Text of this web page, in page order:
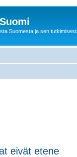
Suomesta ja sen
eivät etene